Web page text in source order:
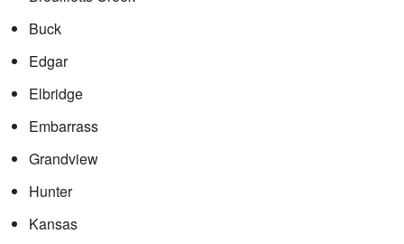
Buck
Edgar
Elbridge
Embarrass
Grandview
Hunter
Kansas